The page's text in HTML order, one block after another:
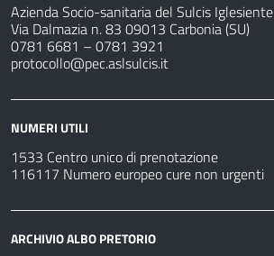
Azienda Socio-sanitaria del Sulcis Iglesiente
Via Dalmazia n. 83 09013 Carbonia (SU)
0781 6681 – 0781 3921
protocollo@pec.aslsulcis.it
NUMERI UTILI
1533 Centro unico di prenotazione
116117 Numero europeo cure non urgenti
ARCHIVIO ALBO PRETORIO